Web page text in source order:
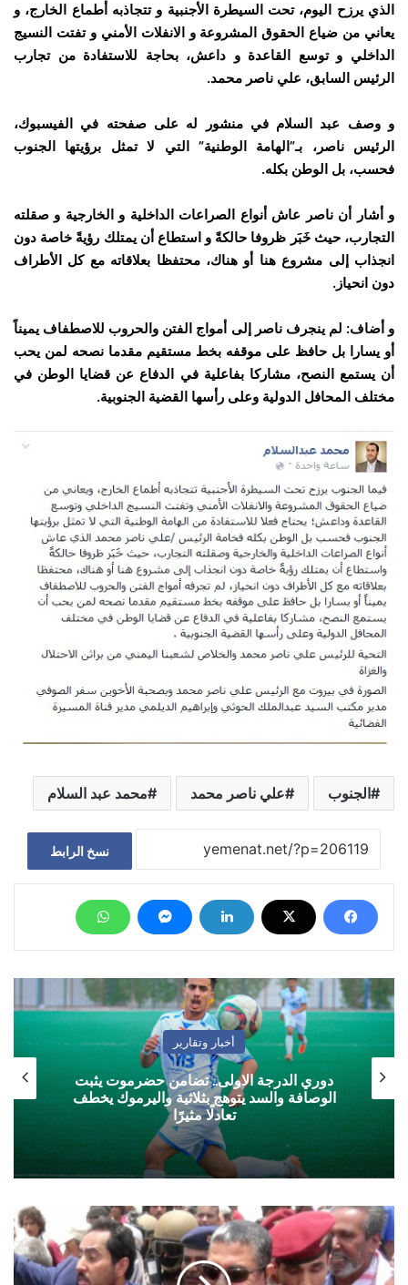
الذي يرزح اليوم، تحت السيطرة الأجنبية و تتجاذبه أطماع الخارج، و
يعاني من ضياع الحقوق المشروعة و الانفلات الأمني و تفتت النسيج
الداخلي و توسع القاعدة و داعش، بحاجة للاستفادة من تجارب
الرئيس السابق، علي ناصر محمد.
و وصف عبد السلام في منشور له على صفحته في الفيسبوك،
الرئيس ناصر، بـ”الهامة الوطنية” التي لا تمثل برؤيتها الجنوب
فحسب، بل الوطن بكله.
و أشار أن ناصر عاش أنواع الصراعات الداخلية و الخارجية و صقلته
التجارب، حيث خَبَر ظروفا حالكةً و استطاع أن يمتلك رؤيةً خاصة دون
انجذاب إلى مشروع هنا أو هناك، محتفظا بعلاقاته مع كل الأطراف
دون انحياز.
و أضاف: لم ينجرف ناصر إلى أمواج الفتن والحروب للاصطفاف يميناً
أو يسارا بل حافظ على موقفه بخط مستقيم مقدما نصحه لمن يحب
أن يستمع النصح، مشاركا بفاعلية في الدفاع عن قضايا الوطن في
مختلف المحافل الدولية وعلى رأسها القضية الجنوبية.
الجنوب علي ناصر محمد محمد عبد السلام
نسخ الرابط
أخبار وتقارير
دوري الدرجة الاولى.. تضامن حضرموت يثبت
الوصافة والسد يتوهج بثلاثية واليرموك يخطف
تعادلًا مثيرًا
بحاح
يصل
عدن
وينتقل